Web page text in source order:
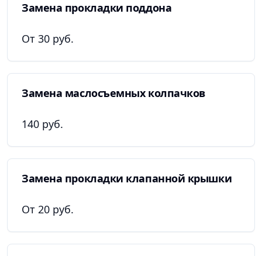
Замена прокладки поддона
От 30 руб.
Замена маслосъемных колпачков
140 руб.
Замена прокладки клапанной крышки
От 20 руб.